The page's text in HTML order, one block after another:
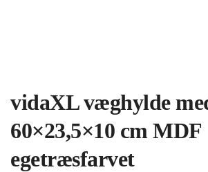
vidaXL væghylde
60×23,5×10 cm MDF
egetræsfarvet